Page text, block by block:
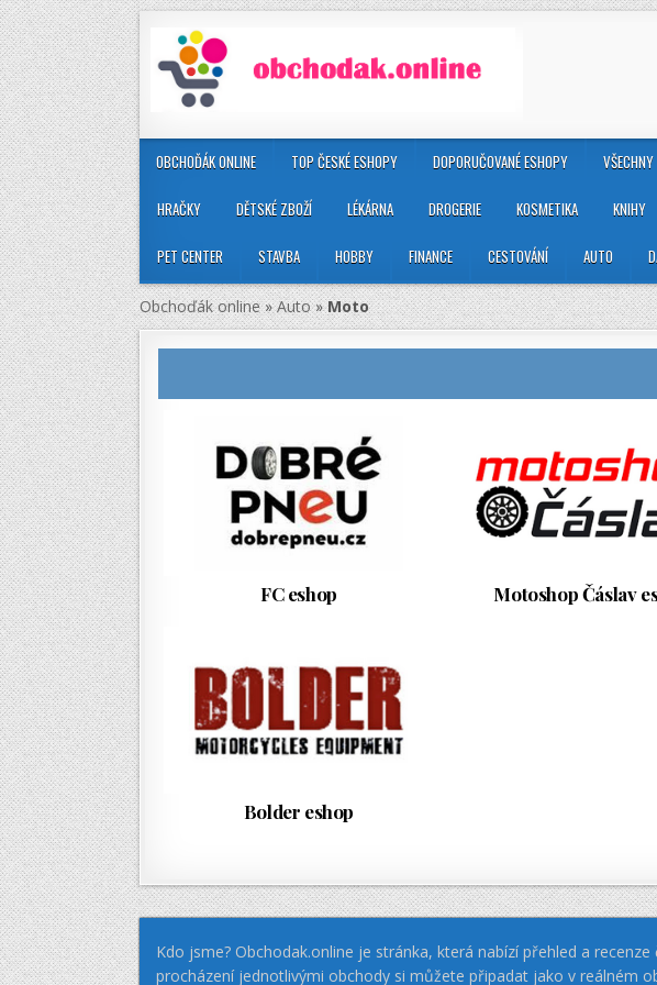
OBCHOĎÁK ONLINE TOP ČESKÉ ESHOPY DOPORUČOVANÉ ESHOPY
HRAČKY DĚTSKÉ ZBOŽÍ LÉKÁRNA DROGERIE KOSMETIKA KNIHY
PET CENTER STAVBA HOBBY FINANCE CESTOVÁNÍ AUTO
Obchoďák online»Auto»Moto
FC eshop Motoshop Čáslav
Bolder eshop
Kdo jsme? Obchodak.online je stránka, která nabízí přehled a
procházení jednotlivými obchody si můžete připadat jako v reálném